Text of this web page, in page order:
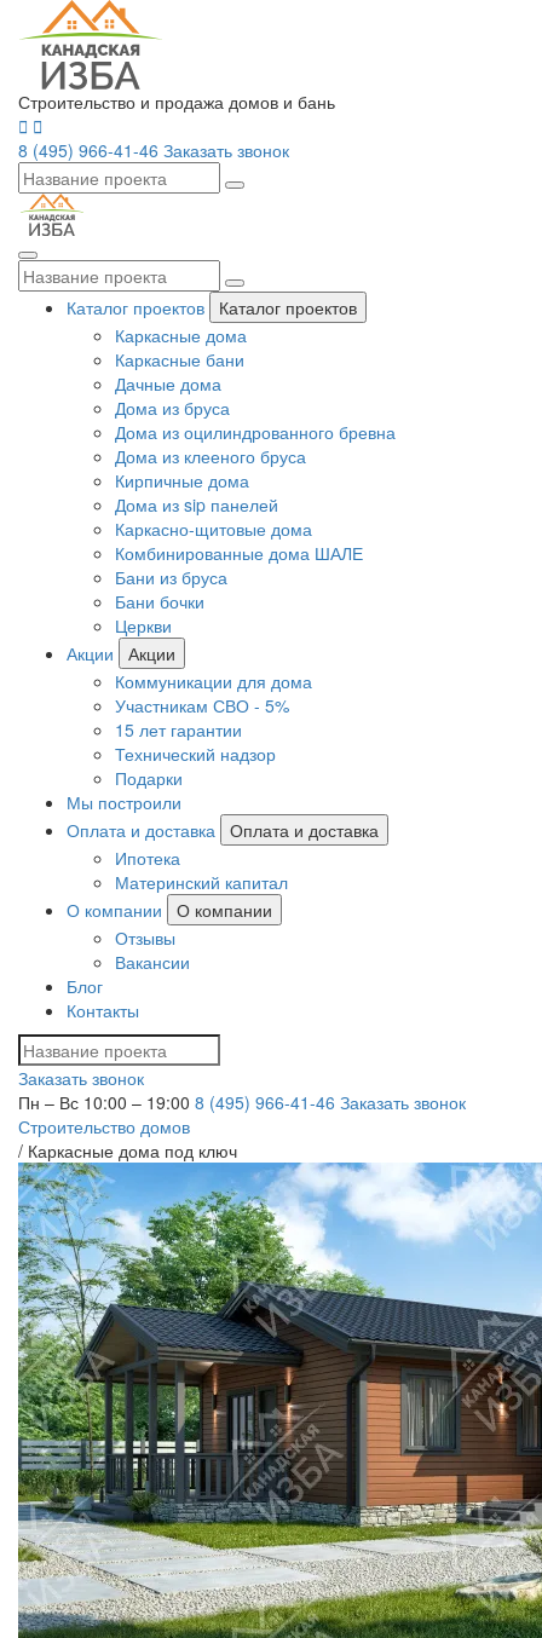
Строительство и продажа домов и бань
8 (495) 966-41-46 Заказать звонок
Каталог проектов
Каталог проектов
Каркасные дома
Каркасные бани
Дачные дома
Дома из бруса
Дома из оцилиндрованного бревна
Дома из клееного бруса
Кирпичные дома
Дома из sip панелей
Каркасно-щитовые дома
Комбинированные дома ШАЛЕ
Бани из бруса
Бани бочки
Церкви
Акции
Акции
Коммуникации для дома
Участникам СВО - 5%
15 лет гарантии
Технический надзор
Подарки
Мы построили
Оплата и доставка
Оплата и доставка
Ипотека
Материнский капитал
О компании
О компании
Отзывы
Вакансии
Блог
Контакты
Заказать звонок
Пн – Вс 10:00 – 19:00 8 (495) 966-41-46 Заказать звонок
Строительство домов
/ Каркасные дома под ключ